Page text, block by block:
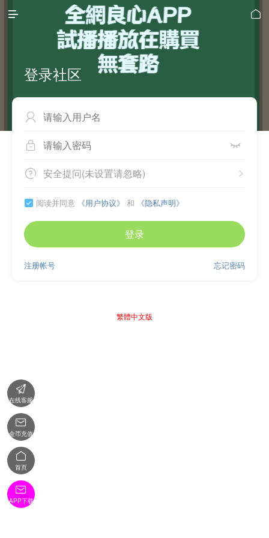
 
登录社区

 
 
安全提问(未设置请忽略)
 阅读并同意 《用户协议》 和 《隐私声明》
登录
忘记密码
注册帐号
繁體中文版

在线客服

金币充值

首页

APP下载